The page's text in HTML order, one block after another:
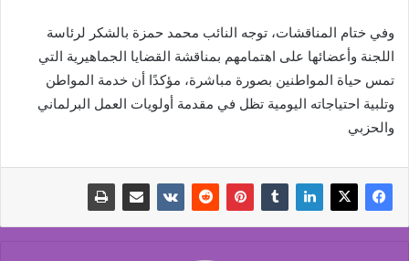
وفي ختام المناقشات، توجه النائب محمد حمزة بالشكر لرئاسة
اللجنة وأعضائها على اهتمامهم بمناقشة القضايا الجماهيرية التي
تمس حياة المواطنين بصورة مباشرة، مؤكدًا أن خدمة المواطن
وتلبية احتياجاته اليومية تظل في مقدمة أولويات العمل البرلماني
والحزبي